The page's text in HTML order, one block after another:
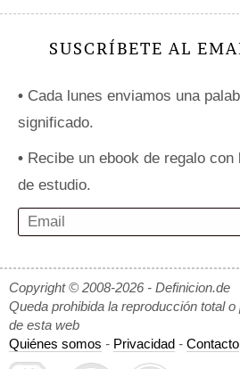
SUSCRÍBETE AL
• Cada lunes enviamos una
significado.
• Recibe un ebook de regalo
de estudio.
Copyright © 2008-2026 - Definicion.de
Queda prohibida la reproducción total
de esta web
Quiénes somos - Privacidad - Contacto